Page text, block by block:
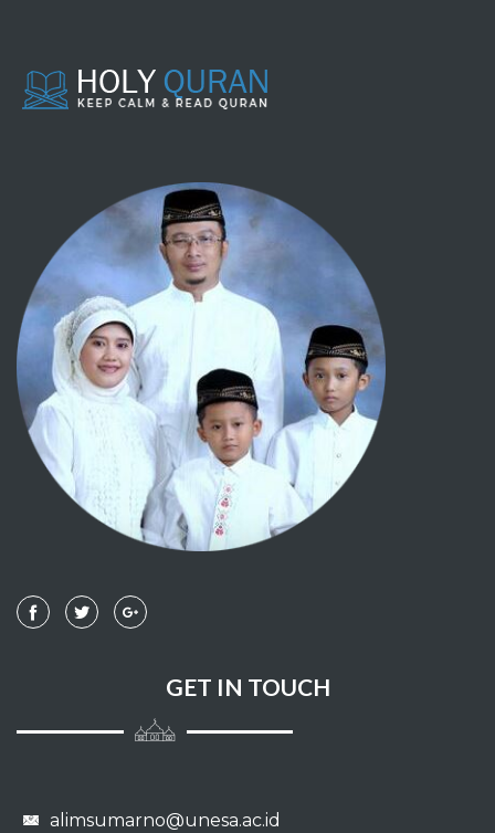
Al-Muzara'ah (pertanian)
Mencari pinjaman dan melunasi hutang
Persengketan
Barang temuan
Perbuatan-perbuatan zhalim dan
merampok
Asy-Syirkah (perserikatan usaha)
Gadai
Membebaskan budak
Hibah, keutamaannya dan anjuran
melakukannya
Perdamaian
GET IN TOUCH
alimsumarno@unesa.ac.id